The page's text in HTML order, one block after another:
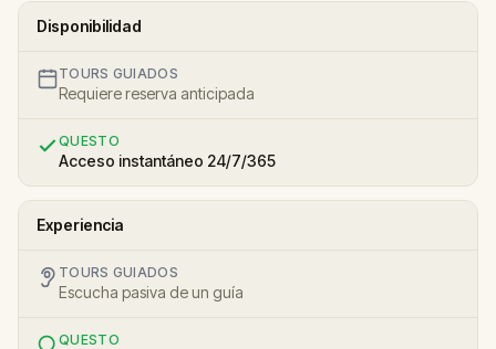
Disponibilidad
TOURS GUIADOS
Requiere reserva anticipada
QUESTO
Acceso instantáneo 24/7/365
Experiencia
TOURS GUIADOS
Escucha pasiva de un guía
QUESTO